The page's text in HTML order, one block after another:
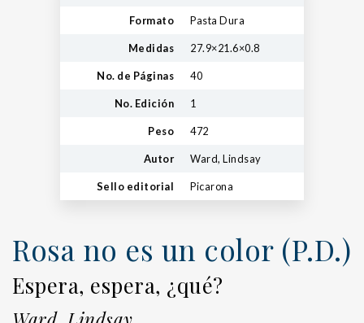
Formato Pasta Dura
Medidas 27.9×21.6×0.8
No. de Páginas 40
No. Edición 1
Peso 472
Autor Ward, Lindsay
Sello editorial Picarona
Rosa no es un color (P.D.)
Espera, espera, ¿qué?